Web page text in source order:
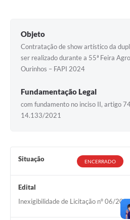
Objeto
Contratação de show artístico da
ser realizado durante a 55ª Feira
Ourinhos – FAPI 2024
Fundamentação Legal
com fundamento no inciso II, artigo
14.133/2021
Situação ENCERRADO
Edital
Inexigibilidade de Licitação nº 06/